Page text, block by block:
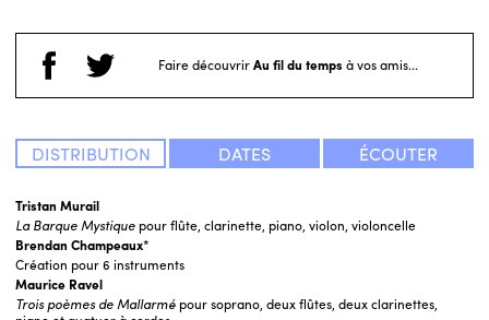
Tristan Murail
La Barque Mystique pour flûte, clarinette, piano, violon, violoncelle
Brendan Champeaux*
Création pour 6 instruments
Maurice Ravel
Trois poèmes de Mallarmé pour soprano, deux flûtes, deux clarinettes,
Faire découvrirAu fil du tempsà vos amis...
DISTRIBUTION DATES ÉCOUTER